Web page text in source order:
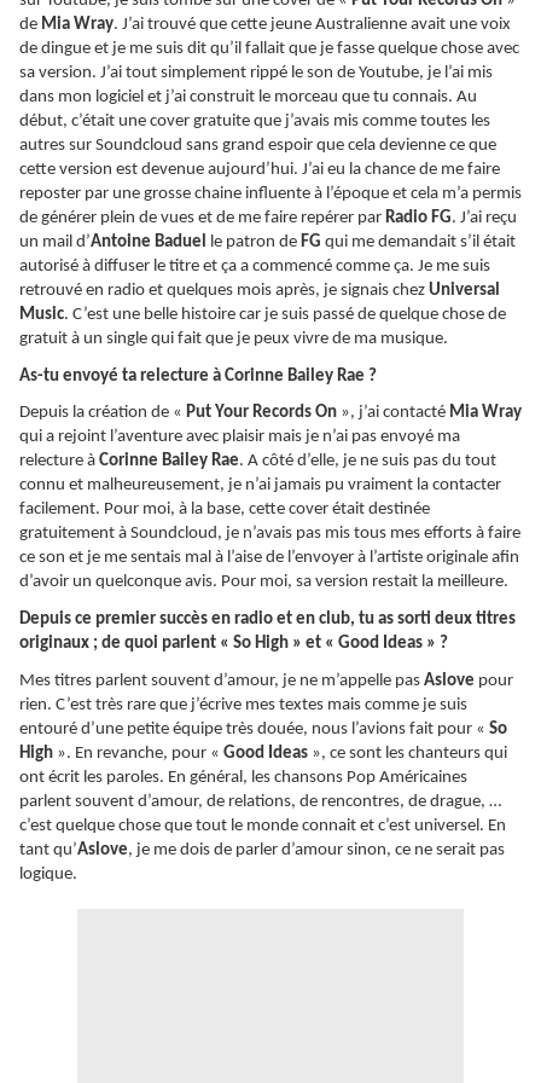
de Mia Wray. J’ai trouvé que cette jeune Australienne avait une voix
de dingue et je me suis dit qu’il fallait que je fasse quelque chose avec
sa version. J’ai tout simplement rippé le son de Youtube, je l’ai mis
dans mon logiciel et j’ai construit le morceau que tu connais. Au
début, c’était une cover gratuite que j’avais mis comme toutes les
autres sur Soundcloud sans grand espoir que cela devienne ce que
cette version est devenue aujourd’hui. J’ai eu la chance de me faire
reposter par une grosse chaine influente à l’époque et cela m’a permis
de générer plein de vues et de me faire repérer par Radio FG. J’ai reçu
un mail d’Antoine Baduel le patron de FG qui me demandait s’il était
autorisé à diffuser le titre et ça a commencé comme ça. Je me suis
retrouvé en radio et quelques mois après, je signais chez Universal
Music. C’est une belle histoire car je suis passé de quelque chose de
gratuit à un single qui fait que je peux vivre de ma musique.
As-tu envoyé ta relecture à Corinne Bailey Rae ?
Depuis la création de « Put Your Records On », j’ai contacté Mia Wray
qui a rejoint l’aventure avec plaisir mais je n’ai pas envoyé ma
relecture à Corinne Bailey Rae. A côté d’elle, je ne suis pas du tout
connu et malheureusement, je n’ai jamais pu vraiment la contacter
facilement. Pour moi, à la base, cette cover était destinée
gratuitement à Soundcloud, je n’avais pas mis tous mes efforts à faire
ce son et je me sentais mal à l’aise de l’envoyer à l’artiste originale afin
d’avoir un quelconque avis. Pour moi, sa version restait la meilleure.
Depuis ce premier succès en radio et en club, tu as sorti deux titres
originaux ; de quoi parlent « So High » et « Good Ideas » ?
Mes titres parlent souvent d’amour, je ne m’appelle pas Aslove pour
rien. C’est très rare que j’écrive mes textes mais comme je suis
entouré d’une petite équipe très douée, nous l’avions fait pour « So
High ». En revanche, pour « Good Ideas », ce sont les chanteurs qui
ont écrit les paroles. En général, les chansons Pop Américaines
parlent souvent d’amour, de relations, de rencontres, de drague, …
c’est quelque chose que tout le monde connait et c’est universel. En
tant qu’Aslove, je me dois de parler d’amour sinon, ce ne serait pas
logique.